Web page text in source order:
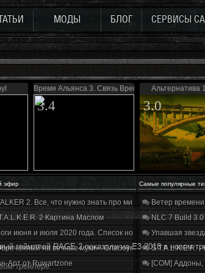
МОДЫ БЛОГ СЕРВИСЫ
Время Альянса 3. Связь Времен
3.4
Альтернатива
3.0
эфир Самые популярные
2. Все, что нужно знать про мир, геймплей и сюжет
2 Картина Маслом
июня и июля 2020 года. Список нововведений
на вечные муки». Слабоумие и отвага
Арт от Ruwartzone
Ветер
NLC 7 Build 3.0
Упавшая
S.T.A.L.K.E.R.
[COM]
геймплей RAGE 2 показали на E3 2018 в новом
трейлере